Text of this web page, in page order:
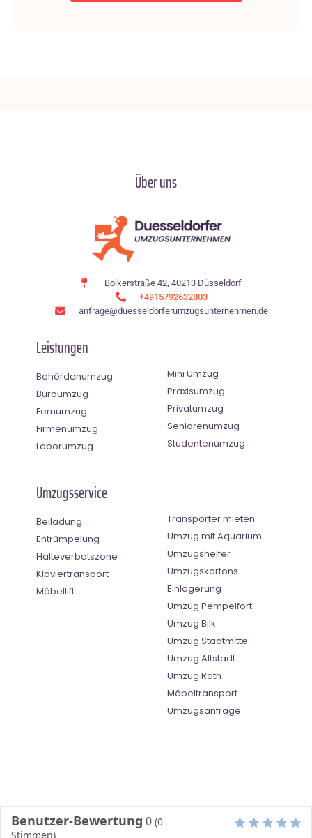
Über uns
Bolkerstraße 42, 40213 Düsseldorf
+4915792632803
anfrage@duesseldorferumzugsunternehmen.de
Leistungen
Behördenumzug
Büroumzug
Fernumzug
Firmenumzug
Laborumzug
Mini Umzug
Praxisumzug
Privatumzug
Seniorenumzug
Studentenumzug
Umzugsservice
Beiladung
Entrümpelung
Halteverbotszone
Klaviertransport
Möbellift
Transporter mieten
Umzug mit Aquarium
Umzugshelfer
Umzugskartons
Einlagerung
Umzug Pempelfort
Umzug Bilk
Umzug Stadtmitte
Umzug Altstadt
Umzug Rath
Möbeltransport
Umzugsanfrage
Benutzer-Bewertung 0 (0
Stimmen)